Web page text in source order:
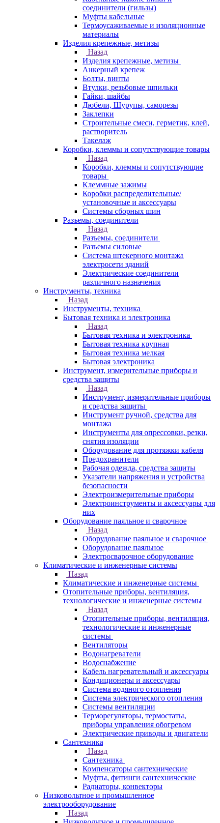
соединители (гильзы)
Муфты кабельные
Термоусаживаемые и изоляционные
материалы
Изделия крепежные, метизы
Назад
Изделия крепежные, метизы
Анкерный крепеж
Болты, винты
Втулки, резьбовые шпильки
Гайки, шайбы
Дюбели, Шурупы, саморезы
Заклепки
Строительные смеси, герметик, клей,
растворитель
Такелаж
Коробки, клеммы и сопутствующие товары
Назад
Коробки, клеммы и сопутствующие
товары
Клеммные зажимы
Коробки распределительные/
установочные и аксессуары
Системы сборных шин
Разъемы, соединители
Назад
Разъемы, соединители
Разъемы силовые
Система штекерного монтажа
электросети зданий
Электрические соединители
различного назначения
Инструменты, техника
Назад
Инструменты, техника
Бытовая техника и электроника
Назад
Бытовая техника и электроника
Бытовая техника крупная
Бытовая техника мелкая
Бытовая электроника
Инструмент, измерительные приборы и
средства защиты
Назад
Инструмент, измерительные приборы
и средства защиты
Инструмент ручной, средства для
монтажа
Инструменты для опрессовки, резки,
снятия изоляции
Оборудование для протяжки кабеля
Предохранители
Рабочая одежда, средства защиты
Указатели напряжения и устройства
безопасности
Электроизмерительные приборы
Электроинструменты и аксессуары для
них
Оборудование паяльное и сварочное
Назад
Оборудование паяльное и сварочное
Оборудование паяльное
Электросварочное оборудование
Климатические и инженерные системы
Назад
Климатические и инженерные системы
Отопительные приборы, вентиляция,
технологические и инженерные системы
Назад
Отопительные приборы, вентиляция,
технологические и инженерные
системы
Вентиляторы
Водонагреватели
Водоснабжение
Кабель нагревательный и аксессуары
Кондиционеры и аксессуары
Система водяного отопления
Система электрического отопления
Системы вентиляции
Терморегуляторы, термостаты,
приборы управления обогревом
Электрические приводы и двигатели
Сантехника
Назад
Сантехника
Компенсаторы сантехнические
Муфты, фитинги сантехнические
Радиаторы, конвекторы
Низковольтное и промышленное
электрооборудование
Назад